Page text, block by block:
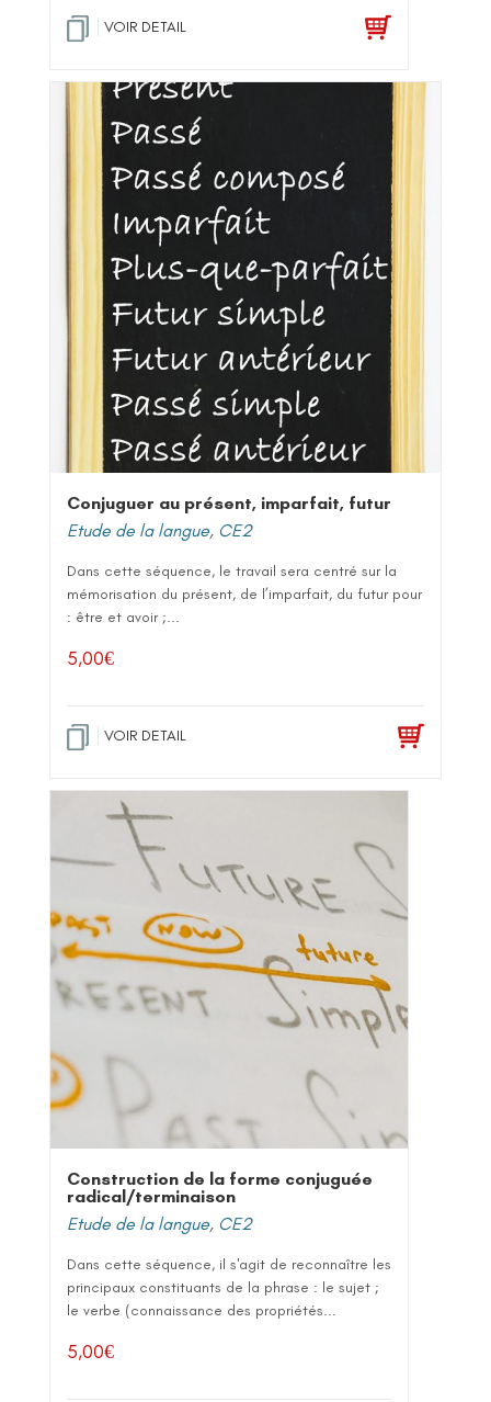
VOIR DETAIL
Conjuguer au présent, imparfait, futur
Etude de la langue, CE2
Dans cette séquence, le travail sera centré sur la
mémorisation du présent, de l’imparfait, du futur pour
: être et avoir ;...
5,00€
VOIR DETAIL
Construction de la forme conjuguée
radical/terminaison
Etude de la langue, CE2
Dans cette séquence, il s'agit de reconnaître les
principaux constituants de la phrase : le sujet ;
le verbe (connaissance des propriétés...
5,00€